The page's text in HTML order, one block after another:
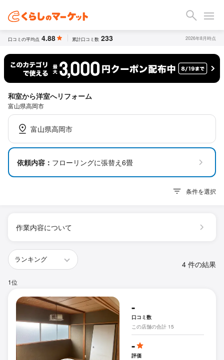
口コミの平均点 4.88 累計口コミ数 233 2026年8月時点
和室から洋室へリフォーム
富山県高岡市
富山県高岡市
依頼内容： フローリングに張替え6畳
条件を選択
作業内容について
4 件の結果
1位
-
口コミ数
この店舗の合計 15
-
評価